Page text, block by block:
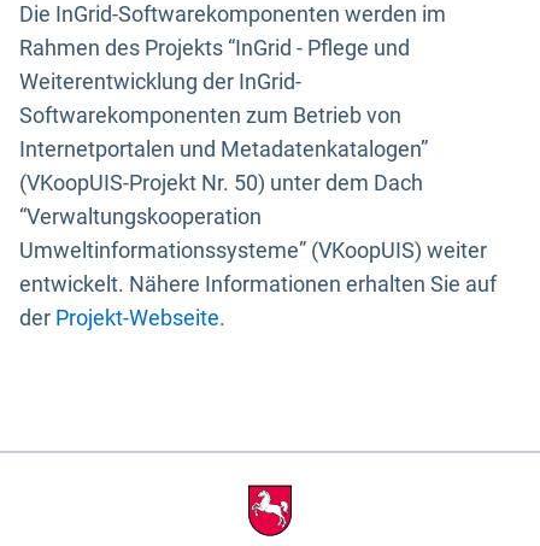
Die InGrid-Softwarekomponenten werden im
Rahmen des Projekts “InGrid - Pflege und
Weiterentwicklung der InGrid-
Softwarekomponenten zum Betrieb von
Internetportalen und Metadatenkatalogen”
(VKoopUIS-Projekt Nr. 50) unter dem Dach
“Verwaltungskooperation
Umweltinformationssysteme” (VKoopUIS) weiter
entwickelt. Nähere Informationen erhalten Sie auf
der Projekt-Webseite.